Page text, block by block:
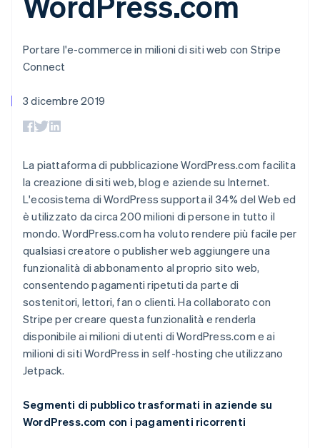
utente
flessibile
Metodi di
oltre 125
Terminal
persona
Authorization
Boost
Accettazione
Link
Pagamento
accelerato
Financial
Connections
Conti finanziari
collegati
Automazione
della contabilità
Report
personalizzati
Altro
Product roadmap
Scopri cosa ti aspetta
Radar
Costituzione di start-up
Climate
Gestione del denaro
Per settore
Ospitalità, viaggi e
tempo libero
Assicurazione
Media e
intrattenimento
Organizzazioni non
profit
Servizi professionali
Pubblica
amministrazione
Commercio al dettaglio
Ecosistema
Gestire gli
all'utilizzo
Esegui il provisioning e
Risorse
Integrazioni app
Esempi di codice
Blog per sviluppatori
Stato dell'API
Roadmap del prodotto
Sessions
Contattaci
Diventa nostro partner
Portare l'e-commerce in milioni di siti web con Stripe
Connect
3 dicembre 2019
La piattaforma di pubblicazione WordPress.com facilita
la creazione di siti web, blog e aziende su Internet.
L'ecosistema di WordPress supporta il 34% del Web ed
è utilizzato da circa 200 milioni di persone in tutto il
mondo. WordPress.com ha voluto rendere più facile per
qualsiasi creatore o publisher web aggiungere una
funzionalità di abbonamento al proprio sito web,
consentendo pagamenti ripetuti da parte di
sostenitori, lettori, fan o clienti. Ha collaborato con
Stripe per creare questa funzionalità e renderla
disponibile ai milioni di utenti di WordPress.com e ai
milioni di siti WordPress in self-hosting che utilizzano
Jetpack.
Segmenti di pubblico trasformati in aziende su
WordPress.com con i pagamenti ricorrenti